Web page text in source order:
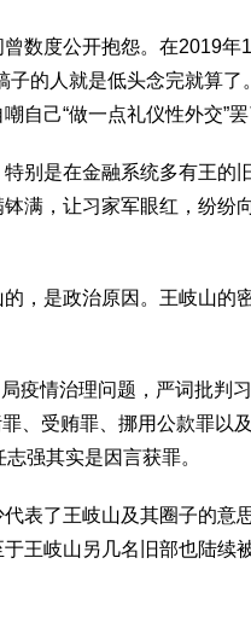
数度公开抱怨。在2019
子的人就是低头念完就算
自己“做一点礼仪性外交”罢
别是在金融系统多有王的
满，让习家军眼红，纷纷
，是政治原因。王岐山的
疫情治理问题，严词批判
、受贿罪、挪用公款罪以
强其实是因言获罪。
表了王岐山及其圈子的意
王岐山另几名旧部也陆续